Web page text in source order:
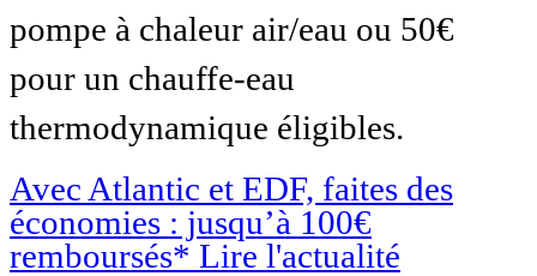
pompe à chaleur air/eau ou 50€
pour un chauffe-eau
thermodynamique éligibles.
Avec Atlantic et EDF, faites des
économies : jusqu’à 100€
remboursés* Lire l'actualité